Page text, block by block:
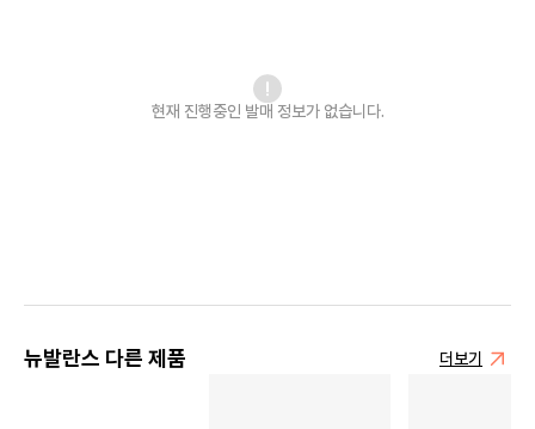
현재 진행중인 발매 정보가 없습니다.
뉴발란스 다른 제품 더보기